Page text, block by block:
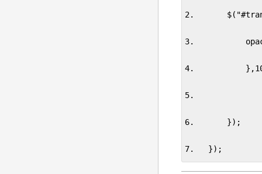
2.
3.
4.
5.
6.       });
7.   });